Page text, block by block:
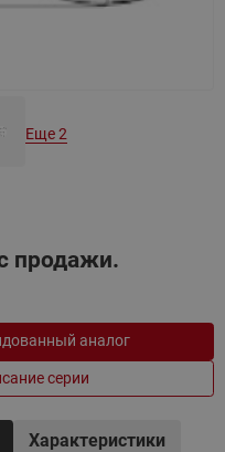
продажи.
аналог
серии
Еще 2
Характеристики